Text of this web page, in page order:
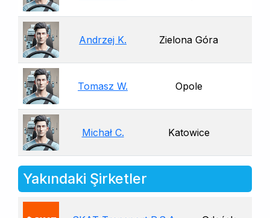
Andrzej K. Zielona Góra
Tomasz W. Opole
Michał C. Katowice
Yakındaki Şirketler